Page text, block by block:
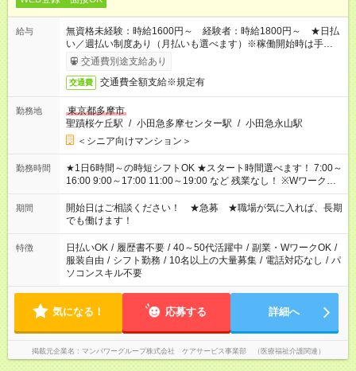
給与
無資格未経験：時給1600円～ 経験者：時給1800円～ ★日払
い／週払い制度あり（月払いも選べます）※稼働開始時は手続き
完了次第のお支払いとなります。
交通費別途支給あり
交通費 交通費全額支給※規定有
勤務地
東京都多摩市
聖蹟桜ケ丘駅 / 小田急多摩センター駅 / 小田急永山駅
＜シニア向けマンション＞
勤務時間
★1日6時間～の時短シフトOK ★スタート時間選べます！ 7:00～
16:00 9:00～17:00 11:00～19:00 など 残業なし！ ※Wワークの
場合、他のお仕事と合わせ週40時間超の就業はご案内できませ
ん ※法令に基づき、週20時間以上勤務は社会保険への加入対象
となります ※労働者派遣法（日雇い派遣の原則禁止）により、
短時間・短期間の就業はご案内が難しい場合があります
期間
開始日はご相談ください！ ★急募 ★職場が気に入れば、長期
でも働けます！
特徴 日払いOK / 履歴書不要 / 40～50代活躍中 / 副業・WワークOK /
服装自由 / シフト勤務 / 10名以上の大量募集 / 電話対応なし / パ
ソコンスキル不要
気になる！ 応募する 詳細へ
掲載元企業名 マンパワーグループ株式会社 ケアサービス事業部 （医療福祉介護関連）